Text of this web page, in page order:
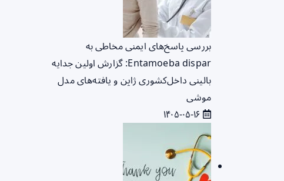
بررسی پاسخ‌های ایمنی مخاطی به
Entamoeba dispar: گزارش اولین جدایه
بالینی داخل‌کشوری ژاپن و یافته‌های مدل
موشی